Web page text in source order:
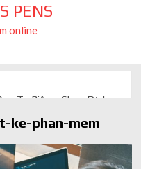
PENS
online
Ty Riêng: Chọn Dịch
làm riêng luôn ghi điểm
ke-phan-mem